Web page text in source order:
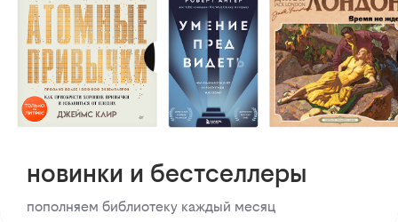
новинки и бестселлеры
пополняем библиотеку каждый месяц